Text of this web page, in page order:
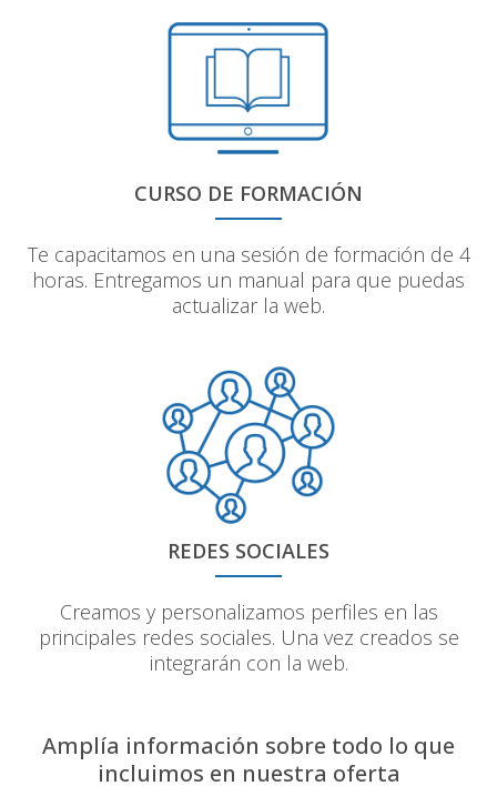
CURSO DE FORMACIÓN
Te capacitamos en una sesión de formación de 4
horas. Entregamos un manual para que puedas
actualizar la web.
REDES SOCIALES
Creamos y personalizamos perfiles en las
principales redes sociales. Una vez creados se
integrarán con la web.
Amplía información sobre todo lo que
incluimos en nuestra oferta